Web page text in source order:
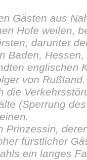
Gästen aus
Hofe weilen,
darunter
Baden,
englischen
von
die
(Sperrung
Prinzessin,
fürstlicher
ein langes